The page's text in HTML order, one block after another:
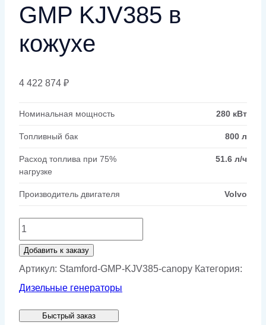
GMP KJV385 в
кожухе
4 422 874 ₽
Номинальная мощность 280 кВт
Топливный бак 800 л
Расход топлива при 75%
нагрузке
51.6 л/ч
Производитель двигателя Volvo
Количество
товара
Генератор
Stamford
KJV385
Добавить к заказу
Артикул: Stamford-GMP-KJV385-canopy Категория:
Дизельные генераторы
Быстрый заказ